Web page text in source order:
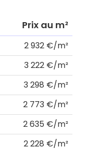
Prix au m²
2 932 €/m²
3 222 €/m²
3 298 €/m²
2 773 €/m²
2 635 €/m²
2 228 €/m²